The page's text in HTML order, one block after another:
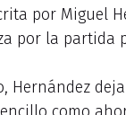
por Miguel
por la partida
Hernández